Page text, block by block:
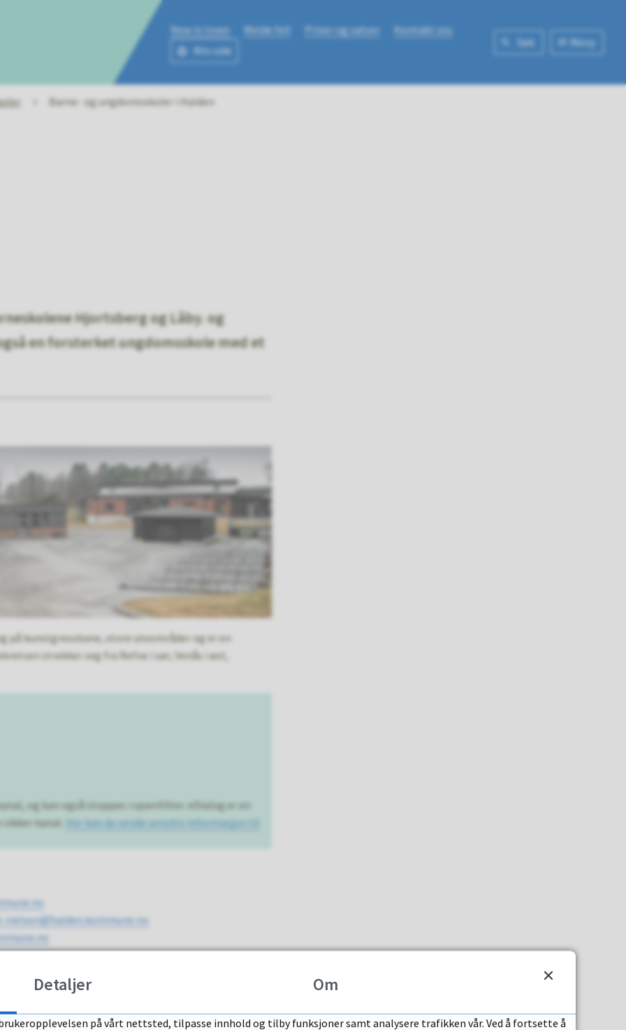
Meny
Søk
New in town Melde feil Priser og satser
Kontakt oss
Min side
Barne- og ungdomsskoler i Halden
Hjortsberg og Låby. og
en forsterket ungdomsskole med et
på kunstgressbane, store uteområder og er en
strekker seg fra Refne i sør, Venås i øst,
og kan også stoppes i spamfilter. eDialog er en
kanal.
Her kan du sende sensitiv informasjon til
nielsen@halden.kommune.no
i dialog mellom hjem og skole. Det er vår
se timeplan, karakterer og melde fravær.
Detaljer Om
på vårt nettsted, tilpasse innhold og tilby funksjoner samt analysere trafikken vår. Ved å fortsette å